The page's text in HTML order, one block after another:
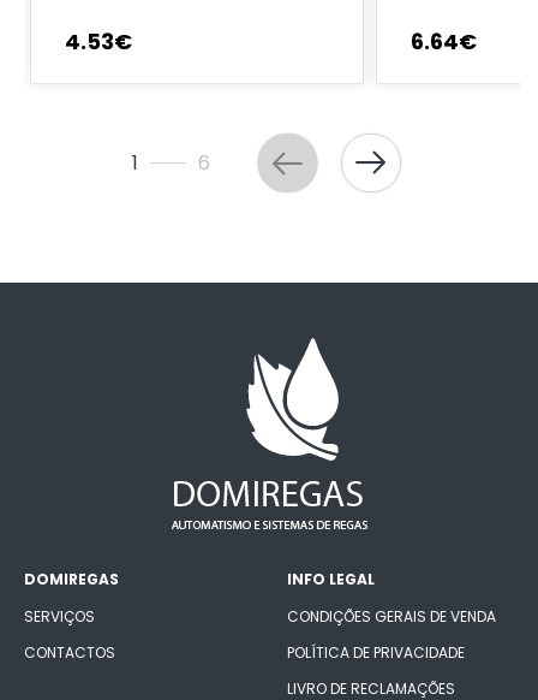
4.53€ 6.64€
1 6
DOMIREGAS
SERVIÇOS
CONTACTOS
INFO LEGAL
CONDIÇÕES GERAIS DE VENDA
POLÍTICA DE PRIVACIDADE
LIVRO DE RECLAMAÇÕES